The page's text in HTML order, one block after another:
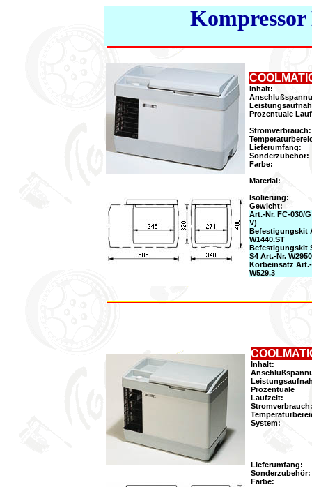
Inhalt:
Prozentuale
Stromverbrauch:
Lieferumfang:
Sonderzubehör:
Farbe:
Material:
Isolierung:
Gewicht:
Art.-Nr. FC-030/
V)
Befestigungskit
W1440.ST
Befestigungskit
S4 Art.-Nr.
Korbeinsatz
W529.3
Inhalt:
Prozentuale
Laufzeit:
Stromverbrauch:
System:
Lieferumfang:
Sonderzubehör:
Farbe: